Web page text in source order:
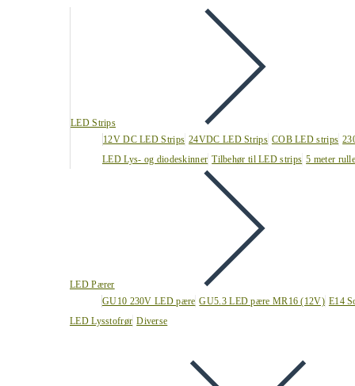
LED Strips
12V DC LED Strips 24VDC LED Strips COB LED strips
LED Lys- og diodeskinner Tilbehør til LED strips 5 meter
LED Pærer
GU10 230V LED pære GU5.3 LED pære MR16 (12V) E14
LED Lysstofrør Diverse